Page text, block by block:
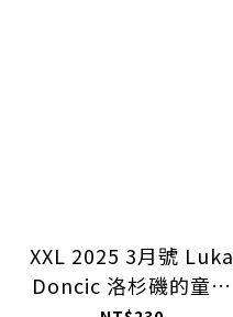
XXL 2025 3月號 Luka
Doncic 洛杉磯的童話